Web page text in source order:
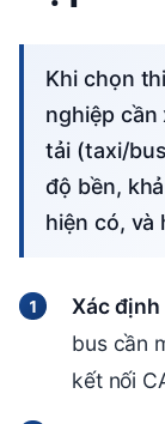
Khi chọn thiết bị fleet management, doanh
nghiệp cần
tải (taxi/
độ bền,
hiện có, và
Xác định
bus cần
kết nối